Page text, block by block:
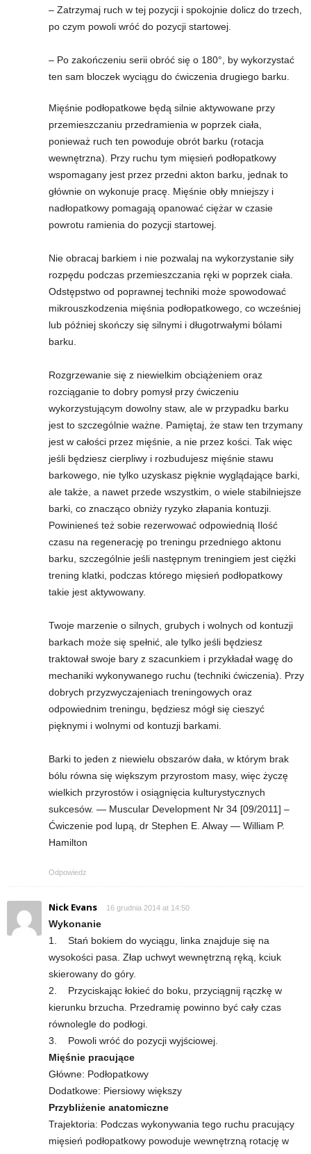
– Zatrzymaj ruch w tej pozycji i spokojnie dolicz do trzech,
po czym powoli wróć do pozycji startowej.
– Po zakończeniu serii obróć się o 180°, by wykorzystać
ten sam bloczek wyciągu do ćwiczenia drugiego barku.
Mięśnie podłopatkowe będą silnie aktywowane przy
przemieszczaniu przedramienia w poprzek ciała,
ponieważ ruch ten powoduje obrót barku (rotacja
wewnętrzna). Przy ruchu tym mięsień podłopatkowy
wspomagany jest przez przedni akton barku, jednak to
głównie on wykonuje pracę. Mięśnie obły mniejszy i
nadłopatkowy pomagają opanować ciężar w czasie
powrotu ramienia do pozycji startowej.
Nie obracaj barkiem i nie pozwalaj na wykorzystanie siły
rozpędu podczas przemieszczania ręki w poprzek ciała.
Odstępstwo od poprawnej techniki może spowodować
mikrouszkodzenia mięśnia podłopatkowego, co wcześniej
lub później skończy się silnymi i długotrwałymi bólami
barku.
Rozgrzewanie się z niewielkim obciążeniem oraz
rozciąganie to dobry pomysł przy ćwiczeniu
wykorzystującym dowolny staw, ale w przypadku barku
jest to szczególnie ważne. Pamiętaj, że staw ten trzymany
jest w całości przez mięśnie, a nie przez kości. Tak więc
jeśli będziesz cierpliwy i rozbudujesz mięśnie stawu
barkowego, nie tylko uzyskasz pięknie wyglądające barki,
ale także, a nawet przede wszystkim, o wiele stabilniejsze
barki, co znacząco obniży ryzyko złapania kontuzji.
Powinieneś też sobie rezerwować odpowiednią Ilość
czasu na regenerację po treningu przedniego aktonu
barku, szczególnie jeśli następnym treningiem jest ciężki
trening klatki, podczas którego mięsień podłopatkowy
takie jest aktywowany.
Twoje marzenie o silnych, grubych i wolnych od kontuzji
barkach może się spełnić, ale tylko jeśli będziesz
traktował swoje bary z szacunkiem i przykładał wagę do
mechaniki wykonywanego ruchu (techniki ćwiczenia). Przy
dobrych przyzwyczajeniach treningowych oraz
odpowiednim treningu, będziesz mógł się cieszyć
pięknymi i wolnymi od kontuzji barkami.
Barki to jeden z niewielu obszarów dała, w którym brak
bólu równa się większym przyrostom masy, więc życzę
wielkich przyrostów i osiągnięcia kulturystycznych
sukcesów. — Muscular Development Nr 34 [09/2011] –
Ćwiczenie pod lupą, dr Stephen E. Alway — William P.
Hamilton
Odpowiedz
Nick Evans 16 grudnia 2014 at 14:50
Wykonanie
1. Stań bokiem do wyciągu, linka znajduje się na
wysokości pasa. Złap uchwyt wewnętrzną ręką, kciuk
skierowany do góry.
2. Przyciskając łokieć do boku, przyciągnij rączkę w
kierunku brzucha. Przedramię powinno być cały czas
równolegle do podłogi.
3. Powoli wróć do pozycji wyjściowej.
Mięśnie pracujące
Główne: Podłopatkowy
Dodatkowe: Piersiowy większy
Przybliżenie anatomiczne
Trajektoria: Podczas wykonywania tego ruchu pracujący
mięsień podłopatkowy powoduje wewnętrzną rotację w